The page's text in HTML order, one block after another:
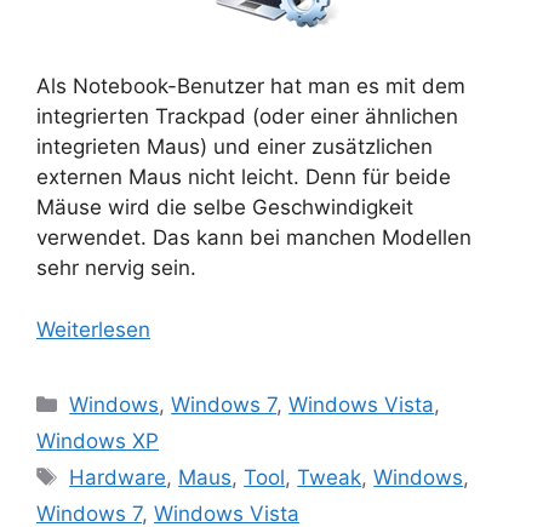
Als Notebook-Benutzer hat man es mit dem
integrierten Trackpad (oder einer ähnlichen
integrieten Maus) und einer zusätzlichen
externen Maus nicht leicht. Denn für beide
Mäuse wird die selbe Geschwindigkeit
verwendet. Das kann bei manchen Modellen
sehr nervig sein.
Weiterlesen
Kategorien
Windows,Windows 7,Windows Vista,
Windows XP
Schlagwörter
Hardware, Maus,Tool,Tweak,Windows,
Windows 7, Windows Vista